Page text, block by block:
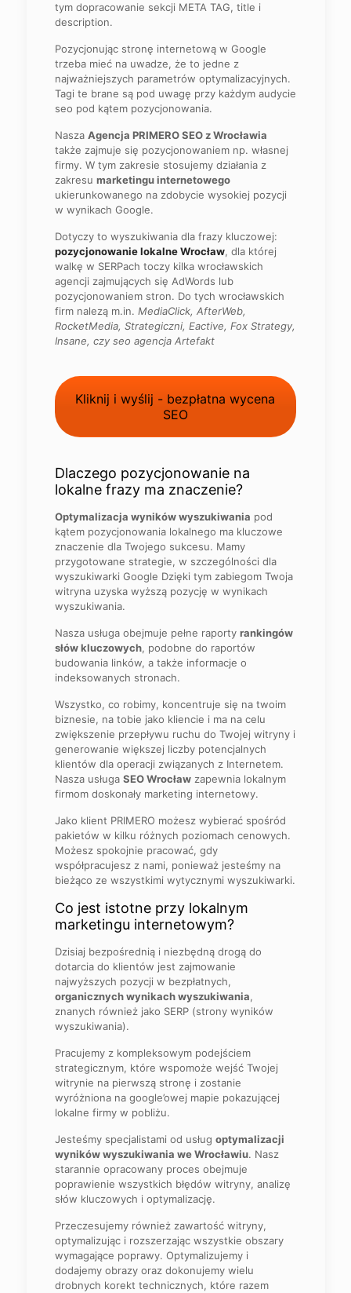
tym dopracowanie sekcji META TAG, title i
description.
Pozycjonując stronę internetową w Google
trzeba mieć na uwadze, że to jedne z
najważniejszych parametrów optymalizacyjnych.
Tagi te brane są pod uwagę przy każdym audycie
seo pod kątem pozycjonowania.
Nasza Agencja PRIMERO SEO z Wrocławia
także zajmuje się pozycjonowaniem np. własnej
firmy. W tym zakresie stosujemy działania z
zakresu marketingu internetowego
ukierunkowanego na zdobycie wysokiej pozycji
w wynikach Google.
Dotyczy to wyszukiwania dla frazy kluczowej:
pozycjonowanie lokalne Wrocław, dla której
walkę w SERPach toczy kilka wrocławskich
agencji zajmujących się AdWords lub
pozycjonowaniem stron. Do tych wrocławskich
firm nalezą m.in. MediaClick, AfterWeb,
RocketMedia, Strategiczni, Eactive, Fox Strategy,
Insane, czy seo agencja Artefakt
Kliknij i wyślij - bezpłatna wycena
SEO
Dlaczego pozycjonowanie na
lokalne frazy ma znaczenie?
Optymalizacja wyników wyszukiwania pod
kątem pozycjonowania lokalnego ma kluczowe
znaczenie dla Twojego sukcesu. Mamy
przygotowane strategie, w szczególności dla
wyszukiwarki Google Dzięki tym zabiegom Twoja
witryna uzyska wyższą pozycję w wynikach
wyszukiwania.
Nasza usługa obejmuje pełne raporty rankingów
słów kluczowych, podobne do raportów
budowania linków, a także informacje o
indeksowanych stronach.
Wszystko, co robimy, koncentruje się na twoim
biznesie, na tobie jako kliencie i ma na celu
zwiększenie przepływu ruchu do Twojej witryny i
generowanie większej liczby potencjalnych
klientów dla operacji związanych z Internetem.
Nasza usługa SEO Wrocławzapewnia lokalnym
firmom doskonały marketing internetowy.
Jako klient PRIMERO możesz wybierać spośród
pakietów w kilku różnych poziomach cenowych.
Możesz spokojnie pracować, gdy
współpracujesz z nami, ponieważ jesteśmy na
bieżąco ze wszystkimi wytycznymi wyszukiwarki.
Co jest istotne przy lokalnym
marketingu internetowym?
Dzisiaj bezpośrednią i niezbędną drogą do
dotarcia do klientów jest zajmowanie
najwyższych pozycji w bezpłatnych,
organicznych wynikach wyszukiwania,
znanych również jako SERP (strony wyników
wyszukiwania).
Pracujemy z kompleksowym podejściem
strategicznym, które wspomoże wejść Twojej
witrynie na pierwszą stronę i zostanie
wyróżniona na google’owej mapie pokazującej
lokalne firmy w pobliżu.
Jesteśmy specjalistami od usług optymalizacji
wyników wyszukiwania we Wrocławiu. Nasz
starannie opracowany proces obejmuje
poprawienie wszystkich błędów witryny, analizę
słów kluczowych i optymalizację.
Przeczesujemy również zawartość witryny,
optymalizując i rozszerzając wszystkie obszary
wymagające poprawy. Optymalizujemy i
dodajemy obrazy oraz dokonujemy wielu
drobnych korekt technicznych, które razem